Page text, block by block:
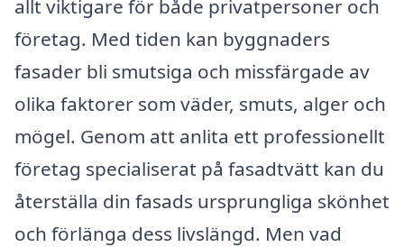
allt viktigare för både privatpersoner och
företag. Med tiden kan byggnaders
fasader bli smutsiga och missfärgade av
olika faktorer som väder, smuts, alger och
mögel. Genom att anlita ett professionellt
företag specialiserat på fasadtvätt kan du
återställa din fasads ursprungliga skönhet
och förlänga dess livslängd. Men vad